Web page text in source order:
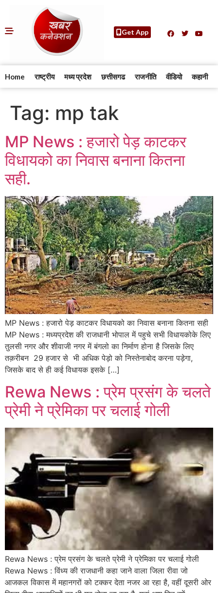
Get App
Home राष्ट्रीय मध्य प्रदेश छत्तीसगढ राजनीति वीडियो कहानी
Tag: mp tak
MP News : हजारो पेड़ काटकर
विधायको का निवास बनाना कितना
सही.
MP News : हजारो पेड़ काटकर विधायको का निवास बनाना कितना सही
MP News : मध्यप्रदेश की राजधानी भोपाल में पहुचे सभी विधायकोके लिए
तुलसी नगर और शीवाजी नगर में बंगलो का निर्माण होना है जिसके लिए
तक़रीबन 29 हजार से भी अधिक पेड़ो को निस्तेनाबोद करना पड़ेगा,
जिसके बाद से ही कई विधायक इसके […]
Rewa News : प्रेम प्रसंग के चलते
प्रेमी ने प्रेमिका पर चलाई गोली
Rewa News : प्रेम प्रसंग के चलते प्रेमी ने प्रेमिका पर चलाई गोली
Rewa News : विंध्य की राजधानी कहा जाने वाला जिला रीवा जो
आजकल विकास में महानगरों को टक्कर देता नजर आ रहा है, वहीं दूसरी ओर